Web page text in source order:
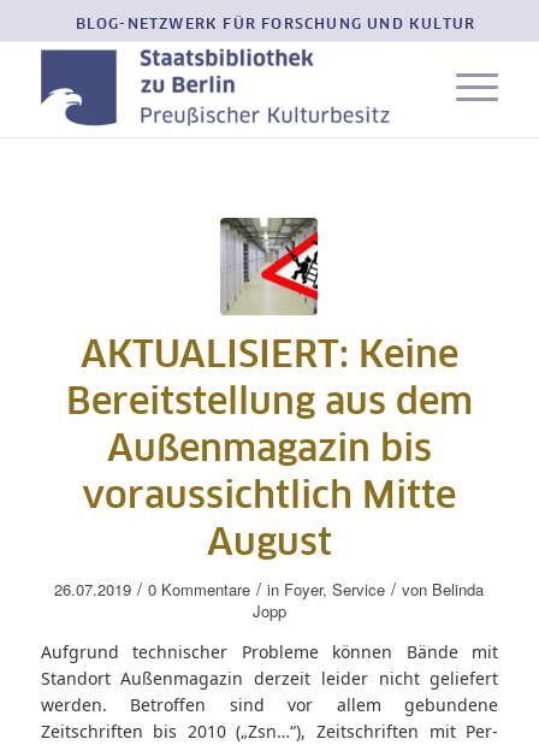
BLOG-NETZWERK FÜR FORSCHUNG UND KULTUR
AKTUALISIERT: Keine
Bereitstellung aus dem
Außenmagazin bis
voraussichtlich Mitte
August
26.07.2019 / 0 Kommentare / in Foyer,Service / von Belinda
Jopp
Aufgrund technischer Probleme können Bände mit
Standort Außenmagazin derzeit leider nicht geliefert
werden. Betroffen sind vor allem gebundene
Zeitschriften bis 2010 („Zsn…“), Zeitschriften mit Per-